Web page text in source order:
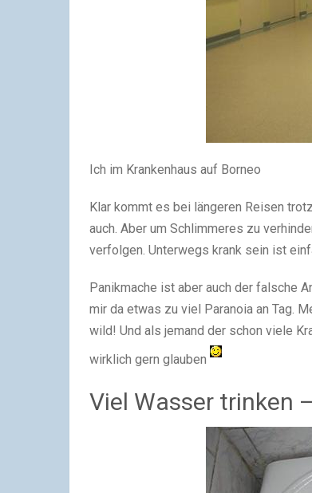
Ich im Krankenhaus auf Borneo
Klar kommt es bei längeren Reisen
auch. Aber um Schlimmeres zu
verfolgen. Unterwegs krank sein ist
Panikmache ist aber auch der falsche
mir da etwas zu viel Paranoia an Tag.
wild! Und als jemand der schon viele
wirklich gern glauben
Viel Wasser trinken